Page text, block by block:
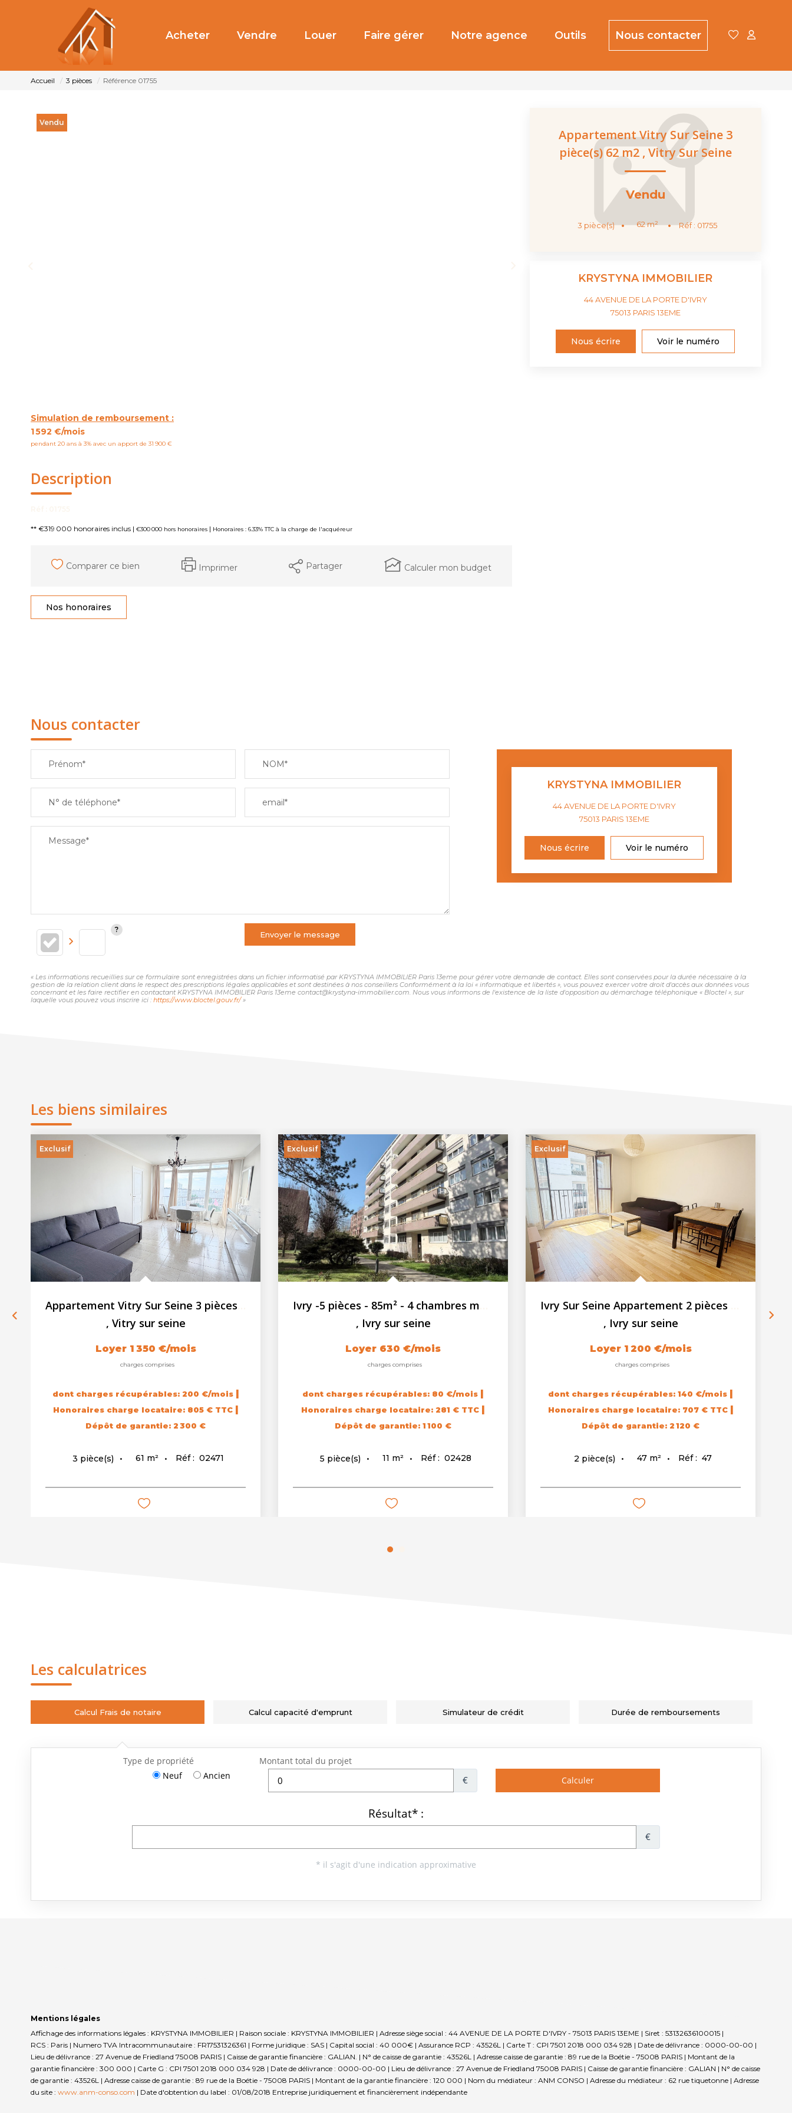
Acheter Vendre Louer Faire gérer Notre agence Outils Nous contacter
Accueil 3 pièces Référence 01755
Vendu
Simulation de remboursement :
1 592 €/mois
pendant 20 ans à 3% avec un apport de 31 900 €
Description
** €319 000 honoraires inclus | €300 000 hors honoraires | Honoraires : 6.33% TTC à la charge de l'acquéreur
Comparer ce bien Imprimer Partager Calculer mon budget
Nos honoraires
Appartement Vitry Sur Seine 3
pièce(s) 62 m2 , Vitry Sur Seine
Vendu
3 pièce(s) 62m² Réf : 01755
KRYSTYNA IMMOBILIER
44 AVENUE DE LA PORTE D'IVRY
75013 PARIS 13EME
Nous écrire Voir le numéro
Nous contacter
Prénom* NOM*
N° de téléphone* email*
Message*
Envoyer le message
KRYSTYNA IMMOBILIER
44 AVENUE DE LA PORTE D'IVRY
75013 PARIS 13EME
Nous écrire Voir le numéro
« Les informations recueillies sur ce formulaire sont enregistrées dans un fichier informatisé par KRYSTYNA IMMOBILIER Paris 13eme pour gérer votre demande de contact. Elles sont conservées pour la durée nécessaire à la
gestion de la relation client dans le respect des prescriptions légales applicables et sont destinées à nos conseillers Conformément à la loi « informatique et libertés », vous pouvez exercer votre droit d'accès aux données vous
concernant et les faire rectifier en contactant KRYSTYNA IMMOBILIER Paris 13eme contact@krystyna-immobilier.com. Nous vous informons de l'existence de la liste d'opposition au démarchage téléphonique « Bloctel », sur
laquelle vous pouvez vous inscrire ici : https://www.bloctel.gouv.fr/»
Les biens similaires
Exclusif
, Vitry sur seine
Loyer 1 350 €/mois
charges comprises
dont charges récupérables: 200 €/mois |
Honoraires charge locataire: 805 € TTC |
Dépôt de garantie: 2 300 €
3 pièce(s) 61 m² Réf : 02471
Exclusif
, Ivry sur seine
Loyer 630 €/mois
charges comprises
dont charges récupérables: 80 €/mois |
Honoraires charge locataire: 281 € TTC |
Dépôt de garantie: 1 100 €
5 pièce(s) 11 m² Réf : 02428
Exclusif
, Ivry sur seine
Loyer 1 200 €/mois
charges comprises
dont charges récupérables: 140 €/mois |
Honoraires charge locataire: 707 € TTC |
Dépôt de garantie: 2 120 €
2 pièce(s) 47 m² Réf : 47
Les calculatrices
Calcul Frais de notaire Calcul capacité d'emprunt Simulateur de crédit Durée de remboursements
Mentions légales
Affichage des informations légales : KRYSTYNA IMMOBILIER | Raison sociale : KRYSTYNA IMMOBILIER | Adresse siège social : 44 AVENUE DE LA PORTE D'IVRY - 75013 PARIS 13EME | Siret : 53132636100015 |
RCS : Paris | Numero TVA Intracommunautaire : FR17531326361 | Forme juridique : SAS | Capital social : 40 000€ | Assurance RCP : 43526L | Carte T : CPI 7501 2018 000 034 928 | Date de délivrance : 0000-00-00 |
Lieu de délivrance : 27 Avenue de Friedland 75008 PARIS | Caisse de garantie financière : GALIAN. | N° de caisse de garantie : 43526L | Adresse caisse de garantie : 89 rue de la Boétie - 75008 PARIS | Montant de la
garantie financière : 300 000 | Carte G : CPI 7501 2018 000 034 928 | Date de délivrance : 0000-00-00 | Lieu de délivrance : 27 Avenue de Friedland 75008 PARIS | Caisse de garantie financière : GALIAN | N° de caisse
de garantie : 43526L | Adresse caisse de garantie : 89 rue de la Boétie - 75008 PARIS | Montant de la garantie financière : 120 000 | Nom du médiateur : ANM CONSO | Adresse du médiateur : 62 rue tiquetonne | Adresse
du site : www.anm-conso.com | Date d'obtention du label : 01/08/2018 Entreprise juridiquement et financièrement indépendante